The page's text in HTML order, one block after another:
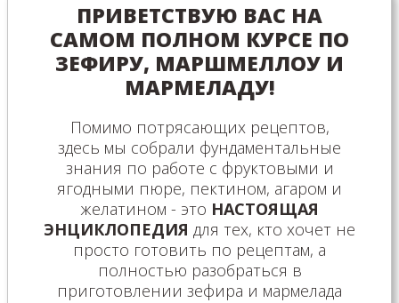
ПРИВЕТСТВУЮ ВАС НА
САМОМ ПОЛНОМ КУРСЕ ПО
ЗЕФИРУ, МАРШМЕЛЛОУ И
МАРМЕЛАДУ!
Помимо потрясающих рецептов,
здесь мы собрали фундаментальные
знания по работе с фруктовыми и
ягодными пюре, пектином, агаром и
желатином - это НАСТОЯЩАЯ
ЭНЦИКЛОПЕДИЯ для тех, кто хочет не
просто готовить по рецептам, а
полностью разобраться в
приготовлении зефира и мармелада